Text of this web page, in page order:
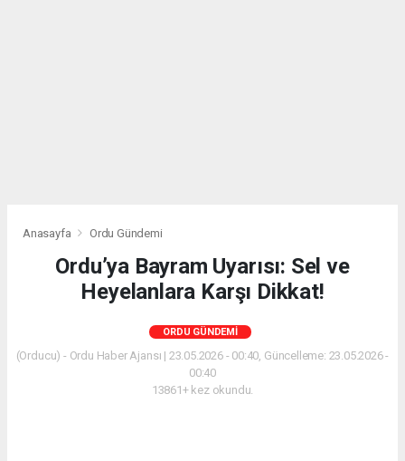
Anasayfa Ordu Gündemi
Ordu’ya Bayram Uyarısı: Sel ve
Heyelanlara Karşı Dikkat!
ORDU GÜNDEMI
(Orducu) - Ordu Haber Ajansı | 23.05.2026 - 00:40, Güncelleme: 23.05.2026 -
00:40
13861+ kez okundu.